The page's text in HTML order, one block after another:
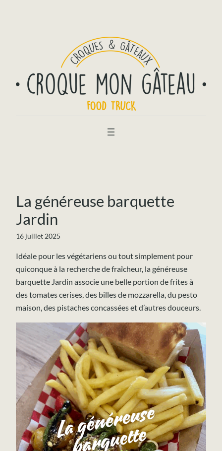
La généreuse barquette
Jardin
16 juillet 2025
Idéale pour les végétariens ou tout simplement pour
quiconque à la recherche de fraîcheur, la généreuse
barquette Jardin associe une belle portion de frites à
des tomates cerises, des billes de mozzarella, du pesto
maison, des pistaches concassées et d’autres douceurs.